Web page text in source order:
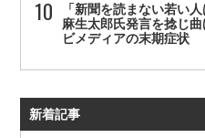
「新聞を読まない若い
麻生太郎氏発言を捻じ
ビメディアの末期症状
新着記事